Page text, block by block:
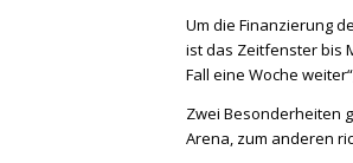
Um die Finanzierung
ist das Zeitfenster bis
Fall eine Woche
Zwei Besonderheiten
Arena, zum anderen